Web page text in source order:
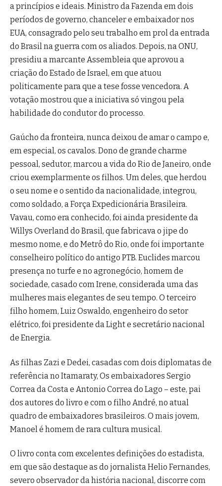
a princípios e ideais. Ministro da Fazenda em dois
períodos de governo, chanceler e embaixador nos
EUA, consagrado pelo seu trabalho em prol da entrada
do Brasil na guerra com os aliados. Depois, na ONU,
presidiu a marcante Assembleia que aprovou a
criação do Estado de Israel, em que atuou
politicamente para que a tese fosse vencedora. A
votação mostrou que a iniciativa só vingou pela
habilidade do condutor do processo.
Gaúcho da fronteira, nunca deixou de amar o campo e,
em especial, os cavalos. Dono de grande charme
pessoal, sedutor, marcou a vida do Rio de Janeiro, onde
criou exemplarmente os filhos. Um deles, que herdou
o seu nome e o sentido da nacionalidade, integrou,
como soldado, a Força Expedicionária Brasileira.
Vavau, como era conhecido, foi ainda presidente da
Willys Overland do Brasil, que fabricava o jipe do
mesmo nome, e do Metrô do Rio, onde foi importante
conselheiro político do antigo PTB. Euclides marcou
presença no turfe e no agronegócio, homem de
sociedade, casado com Irene, considerada uma das
mulheres mais elegantes de seu tempo. O terceiro
filho homem, Luiz Oswaldo, engenheiro do setor
elétrico, foi presidente da Light e secretário nacional
de Energia.
As filhas Zazi e Dedei, casadas com dois diplomatas de
referência no Itamaraty, Os embaixadores Sergio
Correa da Costa e Antonio Correa do Lago – este, pai
dos autores do livro e com o filho André, no atual
quadro de embaixadores brasileiros. O mais jovem,
Manoel é homem de rara cultura musical.
O livro conta com excelentes definições do estadista,
em que são destaque as do jornalista Helio Fernandes,
severo observador da história nacional, discorre com